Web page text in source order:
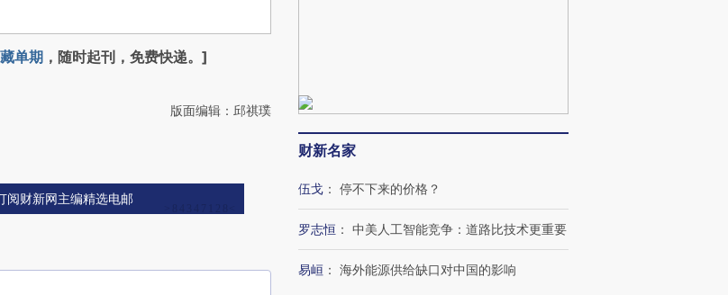
单期 ，随时起刊，免费快递。]
版面编辑：邱祺璞
阅财新网主编精选电邮
财新名家
伍戈 ： 停不下来的价格？
罗志恒 ： 中美人工智能竞争：道路比技术更重要
易峘 ： 海外能源供给缺口对中国的影响